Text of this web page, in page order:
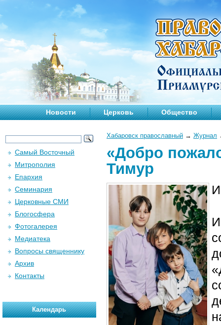
Новости Церковь Общество
Хабаровск православный → Журнал
«Добро
Тимур
Самый Восточный
Митрополия
Епархия
Семинария
Церковные СМИ
Блогосфера
Фотогалерея
Медиатека
Вопросы священнику
Архив
Контакты
Календарь